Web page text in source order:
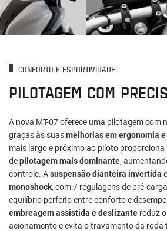
CONFORTO E ESPORTIVIDADE
PILOTAGEM COM
A nova MT-07 oferece uma pilotagem com
graças às suasmelhorias em ergonomia
mais largo e próximo ao piloto
depilotagem mais dominante,
controle. Asuspensão dianteira invertida
monoshock, com 7 regulagens de pré-
equilíbrio perfeito entre conforto e
embreagem assistida e deslizante reduz
acionamento e evita o travamento da roda